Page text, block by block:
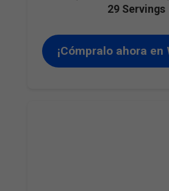
29 Servings
¡Cómpralo ahora en